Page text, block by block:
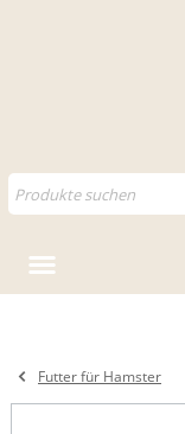
Futter für Hamster